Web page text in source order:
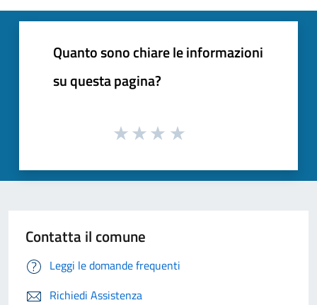
Quanto sono chiare le informazioni
su questa pagina?
Contatta il comune
Leggi le domande frequenti
Richiedi Assistenza